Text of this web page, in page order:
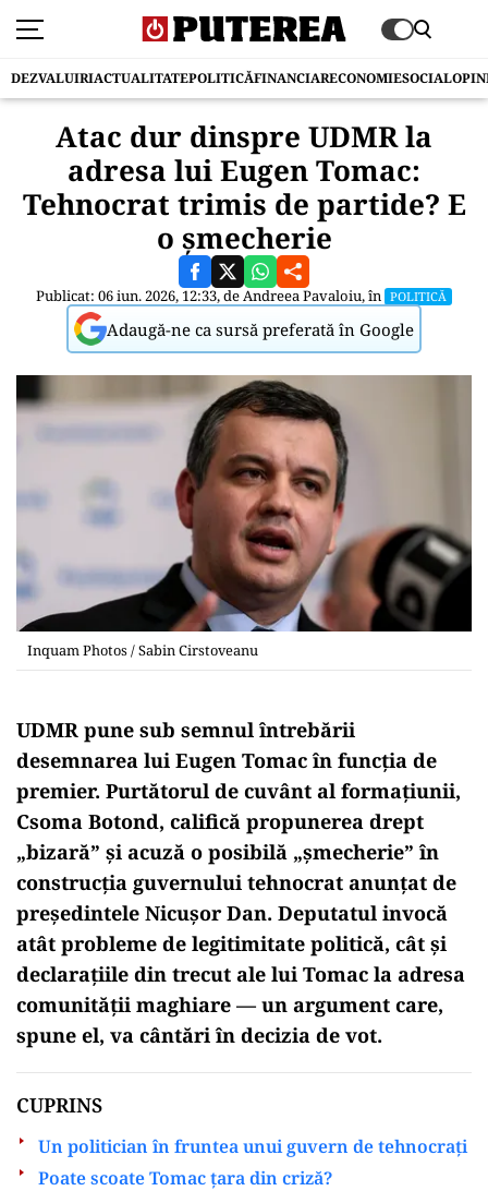
DEZVALUIRIACTUALITATEPOLITICĂFINANCIARECONOMIESOCIAL
Atac dur dinspre UDMR la
adresa lui Eugen Tomac:
Tehnocrat trimis de partide? E
o șmecherie
Publicat: 06 iun. 2026, 12:33, deAndreea Pavaloiu, în POLITICĂ
Adaugă-ne ca sursă preferată în Google
Inquam Photos / Sabin Cirstoveanu
UDMR pune sub semnul întrebării
desemnarea lui Eugen Tomac în funcția de
premier. Purtătorul de cuvânt al formațiunii,
Csoma Botond, califică propunerea drept
„bizară” și acuză o posibilă „șmecherie” în
construcția guvernului tehnocrat anunțat de
președintele Nicușor Dan. Deputatul invocă
atât probleme de legitimitate politică, cât și
declarațiile din trecut ale lui Tomac la adresa
comunității maghiare — un argument care,
spune el, va cântări în decizia de vot.
CUPRINS
Un politician în fruntea unui guvern de tehnocrați
Poate scoate Tomac țara din criză?